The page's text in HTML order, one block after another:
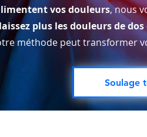
vos douleurs, nous
plus les douleurs de
méthode peut transformer
Soulage